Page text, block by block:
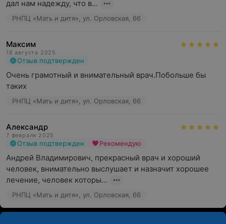
дал нам надежду, что в...
РНПЦ «Мать и дитя», ул. Орловская, 66
Максим
18 августа 2025
Отзыв подтвержден
Очень грамотный и внимательный врач.Побольше бы
таких
РНПЦ «Мать и дитя», ул. Орловская, 66
Александр
7 февраля 2025
Отзыв подтвержден Рекомендую
Андрей Владимирович, прекрасный врач и хороший
человек, внимательно выслушает и назначит хорошее
лечение, человек которы...
РНПЦ «Мать и дитя», ул. Орловская, 66